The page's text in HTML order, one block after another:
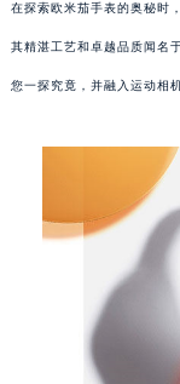
在探索欧米茄手表的奥秘时
其精湛工艺和卓越品质闻名
您一探究竟，并融入运动相